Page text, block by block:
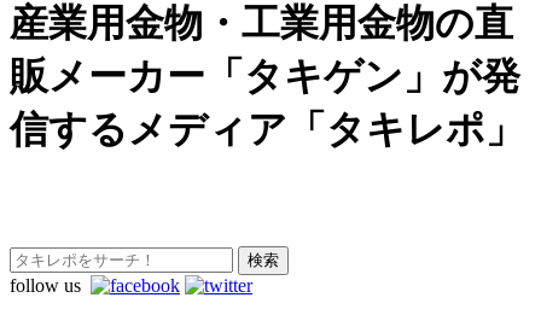
産業用金物・工業用金物の直
販メーカー「タキゲン」が発
信するメディア「タキレポ」
follow us